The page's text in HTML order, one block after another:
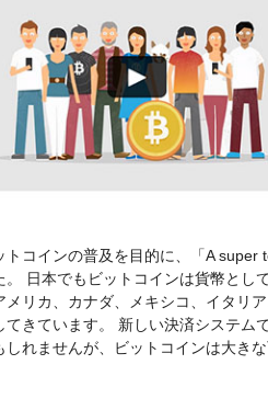
コインの普及を目的に、「A super
日本でもビットコインは貨幣とし
リカ、カナダ、メキシコ、イタリ
てきています。 新しい決済システム
れませんが、ビットコインは大き
界中で共通して使える通貨であり、